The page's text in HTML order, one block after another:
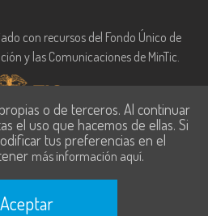
con recursos del Fondo Único de
y las Comunicaciones de MinTic.
o de terceros. Al continuar
el uso que hacemos de ellas. Si
tus preferencias en el
más información aquí.
Aceptar